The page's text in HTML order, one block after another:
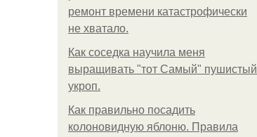
ремонт времени катастрофически
не хватало.
Как соседка научила меня
выращивать "тот Самый" пушистый
укроп.
Как правильно посадить
колоновидную яблоню. Правила